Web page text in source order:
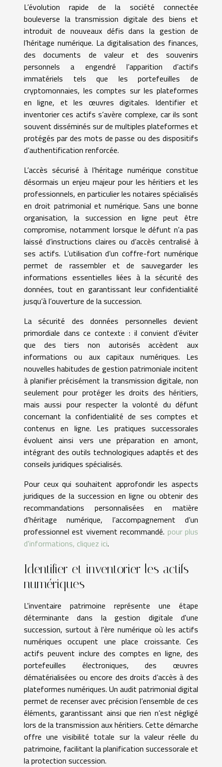
L’évolution rapide de la société connectée
bouleverse la transmission digitale des biens et
introduit de nouveaux défis dans la gestion de
l’héritage numérique. La digitalisation des finances,
des documents de valeur et des souvenirs
personnels a engendré l’apparition d’actifs
immatériels tels que les portefeuilles de
cryptomonnaies, les comptes sur les plateformes
en ligne, et les œuvres digitales. Identifier et
inventorier ces actifs s’avère complexe, car ils sont
souvent disséminés sur de multiples plateformes et
protégés par des mots de passe ou des dispositifs
d’authentification renforcée.
L’accès sécurisé à l’héritage numérique constitue
désormais un enjeu majeur pour les héritiers et les
professionnels, en particulier les notaires spécialisés
en droit patrimonial et numérique. Sans une bonne
organisation, la succession en ligne peut être
compromise, notamment lorsque le défunt n’a pas
laissé d’instructions claires ou d’accès centralisé à
ses actifs. L’utilisation d’un coffre-fort numérique
permet de rassembler et de sauvegarder les
informations essentielles liées à la sécurité des
données, tout en garantissant leur confidentialité
jusqu’à l’ouverture de la succession.
La sécurité des données personnelles devient
primordiale dans ce contexte : il convient d’éviter
que des tiers non autorisés accèdent aux
informations ou aux capitaux numériques. Les
nouvelles habitudes de gestion patrimoniale incitent
à planifier précisément la transmission digitale, non
seulement pour protéger les droits des héritiers,
mais aussi pour respecter la volonté du défunt
concernant la confidentialité de ses comptes et
contenus en ligne. Les pratiques successorales
évoluent ainsi vers une préparation en amont,
intégrant des outils technologiques adaptés et des
conseils juridiques spécialisés.
Pour ceux qui souhaitent approfondir les aspects
juridiques de la succession en ligne ou obtenir des
recommandations personnalisées en matière
d’héritage numérique, l’accompagnement d’un
professionnel est vivement recommandé. pour plus
d'informations, cliquez ici.
Identifier et inventorier les actifs
numériques
L'inventaire patrimoine représente une étape
déterminante dans la gestion digitale d'une
succession, surtout à l'ère numérique où les actifs
numériques occupent une place croissante. Ces
actifs peuvent inclure des comptes en ligne, des
portefeuilles électroniques, des œuvres
dématérialisées ou encore des droits d’accès à des
plateformes numériques. Un audit patrimonial digital
permet de recenser avec précision l’ensemble de ces
éléments, garantissant ainsi que rien n’est négligé
lors de la transmission aux héritiers. Cette démarche
offre une visibilité totale sur la valeur réelle du
patrimoine, facilitant la planification successorale et
la protection succession.